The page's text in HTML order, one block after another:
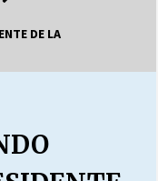
69 AÑOS DE
DE LA